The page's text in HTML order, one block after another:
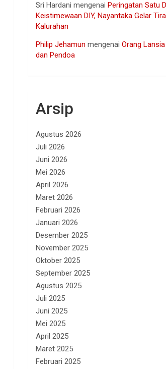
Sri Hardani mengenaiPeringatan Satu
Keistimewaan DIY, Nayantaka Gelar
Kalurahan
Philip Jehamun mengenaiOrang
dan Pendoa
Arsip
Agustus 2026
Juli 2026
Juni 2026
Mei 2026
April 2026
Maret 2026
Februari 2026
Januari 2026
Desember 2025
November 2025
Oktober 2025
September 2025
Agustus 2025
Juli 2025
Juni 2025
Mei 2025
April 2025
Maret 2025
Februari 2025